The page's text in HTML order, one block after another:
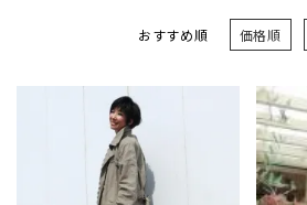
おすすめ順 価格順